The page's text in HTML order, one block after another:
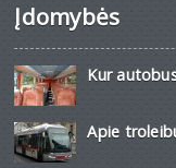
Įdomybės
Kur
Apie